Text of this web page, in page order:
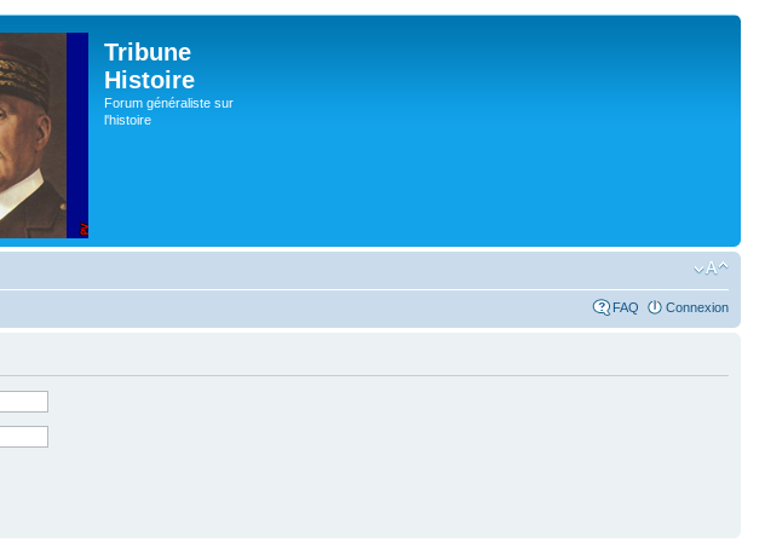
Tribune
Histoire
Forum généraliste sur
l'histoire
FAQ Connexion